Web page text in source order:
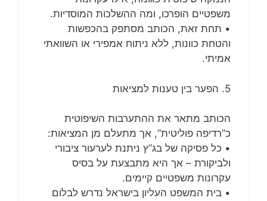
משפטיים הופרכו, ומה ההשלכות המוסדיות.
• תחת זאת, הכותב מסתפק בהכפשות
והטחת כוונות, ללא ניתוח אמפירי או השוואתי
אמיתי.
5. הפער בין טענות למציאות
הכותב מתאר את ההתערבות השיפוטית
כ”רדיפה פוליטית”, אך מתעלם מן המציאות:
• כל פסיקה של בג”ץ ניתנת לערעור ציבורי
ולביקורת – אך היא מתבצעת על בסיס
עקרונות משפטיים קיימים.
• בית המשפט העליון בישראל נדרש לבלום